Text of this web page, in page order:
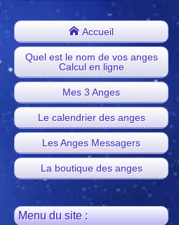
Accueil
Quel est le nom de vos anges
Calcul en ligne
Mes 3 Anges
Le calendrier des anges
Les Anges Messagers
La boutique des anges
Menu du site :